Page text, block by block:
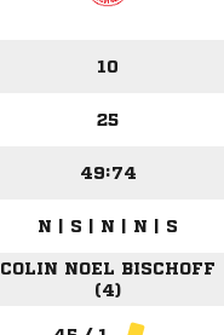
10
25
49:74
N | S | N | N | S
COLIN NOEL BISCHOFF
(4)